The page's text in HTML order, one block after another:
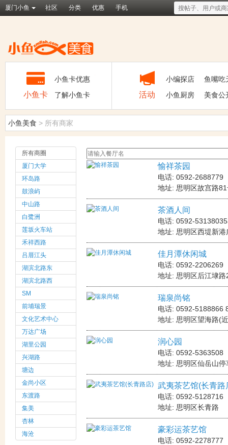
厦门小鱼 社区 分类 优惠 手机
小鱼卡
小鱼卡优惠
了解小鱼卡 活动
小编探店
小鱼厨房
鱼嘴吃
美食公
小鱼美食 > 所有商家
所有商圈
厦门大学
环岛路
鼓浪屿
中山路
白鹭洲
莲坂火车站
禾祥西路
吕厝江头
湖滨北路东
湖滨北路西
SM
前埔瑞景
文化艺术中心
万达广场
湖里公园
兴湖路
塘边
金尚小区
东渡路
集美
杏林
海沧
愉祥茶园
电话: 0592-2688779
地址: 思明区故宫路
茶酒人间
电话: 0592-
地址: 思明区西堤新
佳月潭休闲城
电话: 0592-2206269
地址: 思明区后江埭
瑞泉尚铭
电话: 0592-5188866
地址: 思明区望海路(
润心园
电话: 0592-5363508
地址: 思明区仙岳山
武夷茶艺馆(长青路
电话: 0592-5128716
地址: 思明区长青路
豪彩运茶艺馆
电话: 0592-2278777